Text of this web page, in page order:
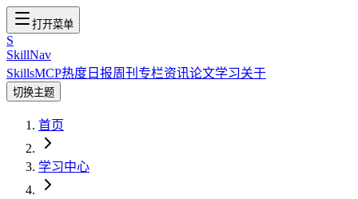
打开菜单
S
SkillNav
SkillsMCP热度 日报周刊 专栏资讯论文学习关于
切换主题
首页
学习中心